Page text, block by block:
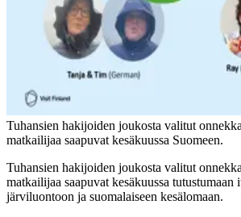
Tuhansien hakijoiden joukosta valitut
matkailijaa saapuvat kesäkuussa Suomeen.
Tuhansien hakijoiden joukosta valitut
matkailijaa saapuvat kesäkuussa tutustumaan
järviluontoon ja suomalaiseen kesälomaan.